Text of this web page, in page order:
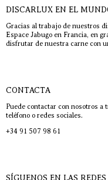
DISCARLUX EN EL
Gracias al trabajo de nuestros
Espace Jabugo en Francia, en
disfrutar de nuestra carne con
CONTACTA
Puede contactar con nosotros a
teléfono o redes sociales.
+34 91 507 98 61
SÍGUENOS EN LAS REDES